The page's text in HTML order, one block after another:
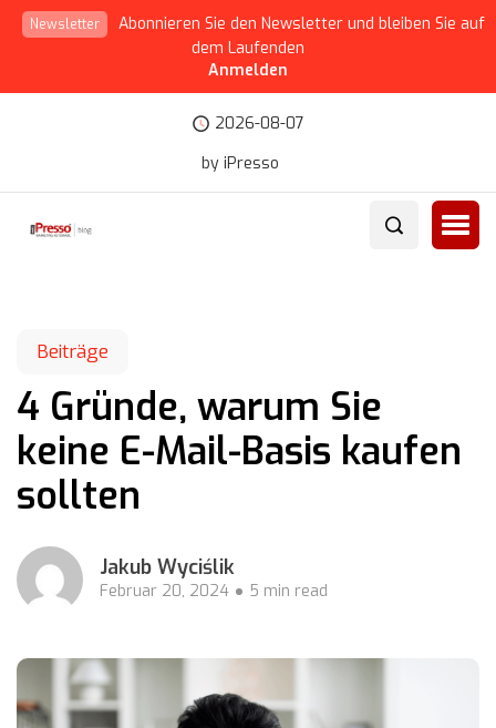
Newsletter
Abonnieren Sie den Newsletter und bleiben Sie auf
dem Laufenden
Anmelden
2026-08-07
by iPresso
Beiträge
4 Gründe, warum Sie
keine E-Mail-Basis kaufen
sollten
Jakub Wyciślik
Februar 20, 2024 5 min read